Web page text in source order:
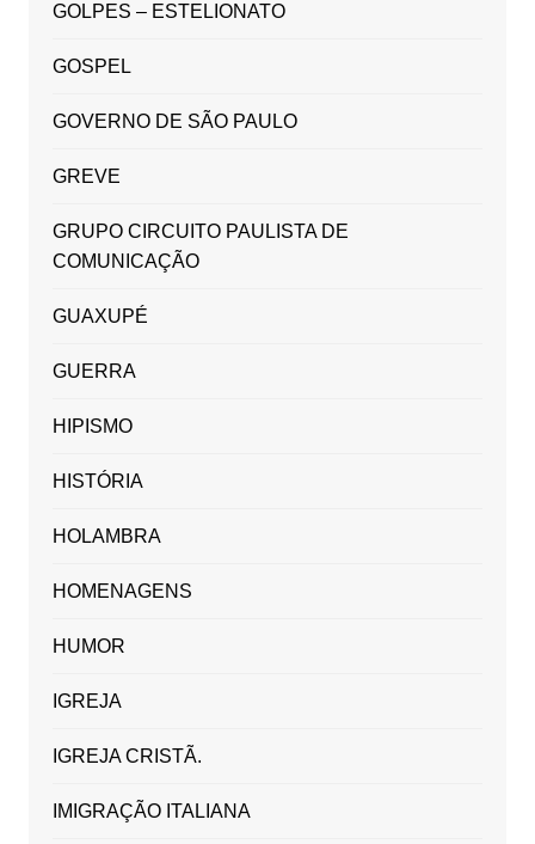
GOLPES – ESTELIONATO
GOSPEL
GOVERNO DE SÃO PAULO
GREVE
GRUPO CIRCUITO PAULISTA DE
COMUNICAÇÃO
GUAXUPÉ
GUERRA
HIPISMO
HISTÓRIA
HOLAMBRA
HOMENAGENS
HUMOR
IGREJA
IGREJA CRISTÃ.
IMIGRAÇÃO ITALIANA